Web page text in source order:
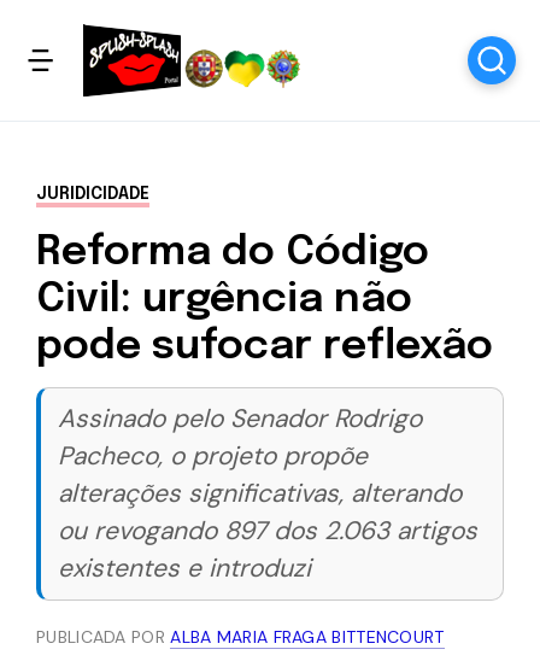
JURIDICIDADE
Reforma do Código
Civil: urgência não
pode sufocar reflexão
Assinado pelo Senador Rodrigo
Pacheco, o projeto propõe
alterações significativas, alterando
ou revogando 897 dos 2.063 artigos
existentes e introduzi
PUBLICADA PORALBA MARIA FRAGA BITTENCOURT